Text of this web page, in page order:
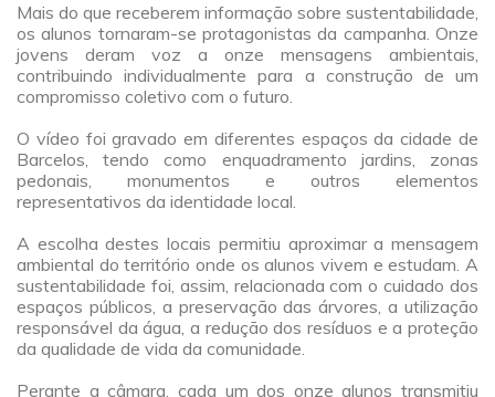
Mais do que receberem informação sobre sustentabilidade,
os alunos tornaram-se protagonistas da campanha. Onze
jovens deram voz a onze mensagens ambientais,
contribuindo individualmente para a construção de um
compromisso coletivo com o futuro.
O vídeo foi gravado em diferentes espaços da cidade de
Barcelos, tendo como enquadramento jardins, zonas
pedonais, monumentos e outros elementos
representativos da identidade local.
A escolha destes locais permitiu aproximar a mensagem
ambiental do território onde os alunos vivem e estudam. A
sustentabilidade foi, assim, relacionada com o cuidado dos
espaços públicos, a preservação das árvores, a utilização
responsável da água, a redução dos resíduos e a proteção
da qualidade de vida da comunidade.
Perante a câmara, cada um dos onze alunos transmitiu